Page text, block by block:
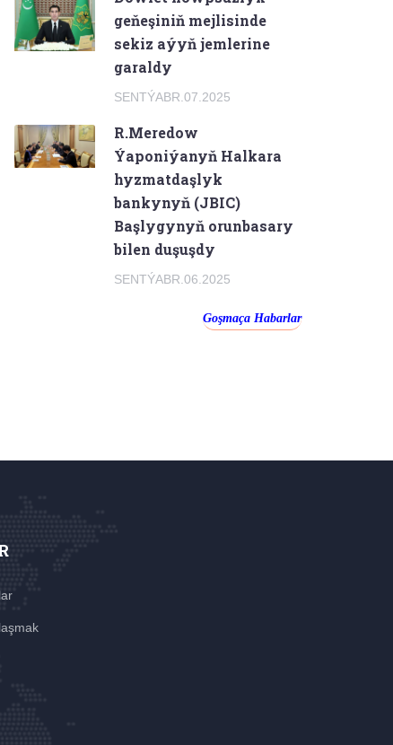
geňeşiniň mejlisinde
sekiz aýyň jemlerine
garaldy
SENTÝABR.07.2025
R.Meredow
Ýaponiýanyň Halkara
hyzmatdaşlyk
bankynyň (JBIC)
Başlygynyň orunbasary
bilen duşuşdy
SENTÝABR.06.2025
Goşmaça Habarlar